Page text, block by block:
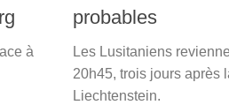
à
probables
Les Lusitaniens
20h45, trois jours après
Liechtenstein.